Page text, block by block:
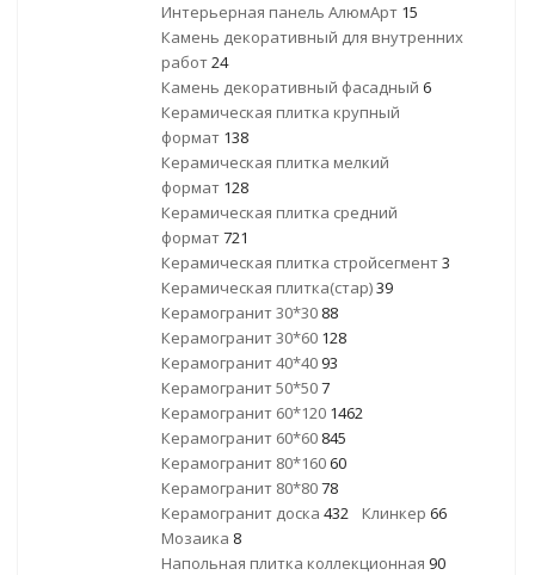
Интерьерная панель АлюмАрт 15
Камень декоративный для внутренних
работ24
Камень декоративный фасадный 6
Керамическая плитка крупный
формат 138
Керамическая плитка мелкий
формат 128
Керамическая плитка средний
формат721
Керамическая плитка стройсегмент3
Керамическая плитка(стар)39
Керамогранит 30*30 88
Керамогранит 30*60 128
Керамогранит 40*40 93
Керамогранит 50*507
Керамогранит 60*120 1462
Керамогранит 60*60 845
Керамогранит 80*160 60
Керамогранит 80*8078
Керамогранит доска 432 Клинкер 66
Мозаика 8
Напольная плитка коллекционная 90